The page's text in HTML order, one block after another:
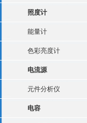
照度计
能量计
色彩亮度计
电流源
元件分析仪
电容